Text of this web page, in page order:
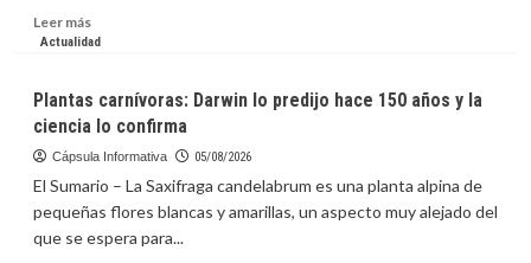
in
Provider
Recruitment
Leer másLeer
más
a
Louis
Armstrong,
el
que
hizo
Actualidad
Plantas carnívoras: Darwin lo predijo hace 150 años y la
ciencia lo confirma
Cápsula Informativa 05/08/2026
El Sumario – La Saxifraga candelabrum es una planta alpina de
pequeñas flores blancas y amarillas, un aspecto muy alejado del
que se espera para...